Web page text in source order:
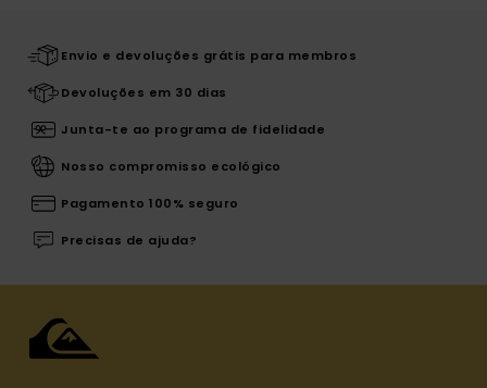
Envio e devoluções grátis para membros
Devoluções em 30 dias
Junta-te ao programa de fidelidade
Nosso compromisso ecológico
Pagamento 100% seguro
Precisas de ajuda?